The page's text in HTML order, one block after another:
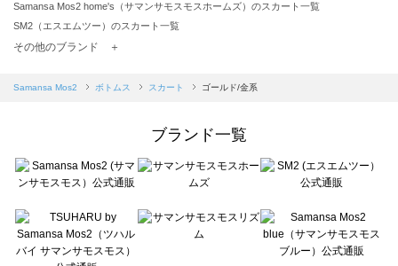
Samansa Mos2 home's（サマンサモスモスホームズ）のスカート一覧
SM2（エスエムツー）のスカート一覧
TSUHARU by Samansa Mos2（ツハルバイサマンサモスモス）のスカート一覧
Samansa Mos2 blue（サマンサモスモス ブルー）のスカート一覧
sō4ū（ソウフォーユー）のスカート一覧
Te chichi（テチチ）のスカート一覧
Te chichi CLASSIC（テチチ クラシック）のスカート一覧
Lugnoncure（ルノンキュール）のスカート一覧
BETTY'S BLUE（べティーズブルー）のスカート一覧
Wpc.（ワールドパーティー）のスカート一覧
その他のブランド ＋
Samansa Mos2 ボトムス スカート ゴールド/金系
ブランド一覧